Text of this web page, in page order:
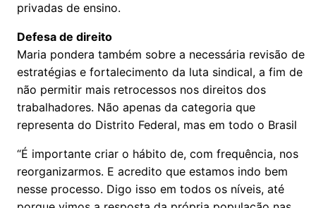
privadas de ensino.
Defesa de direito
Maria pondera também sobre a necessária revisão de
estratégias e fortalecimento da luta sindical, a fim de
não permitir mais retrocessos nos direitos dos
trabalhadores. Não apenas da categoria que
representa do Distrito Federal, mas em todo o Brasil
“É importante criar o hábito de, com frequência, nos
reorganizarmos. E acredito que estamos indo bem
nesse processo. Digo isso em todos os níveis, até